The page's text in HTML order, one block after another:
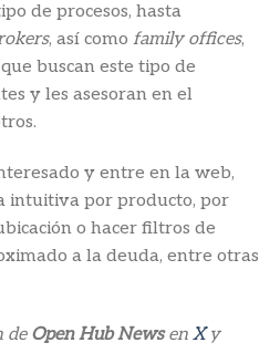
de procesos, hasta
, así como family offices,
buscan este tipo de
y les asesoran en el
y entre en la web,
intuitiva por producto, por
o hacer filtros de
a la deuda, entre otras
de Open Hub Newsen Xy